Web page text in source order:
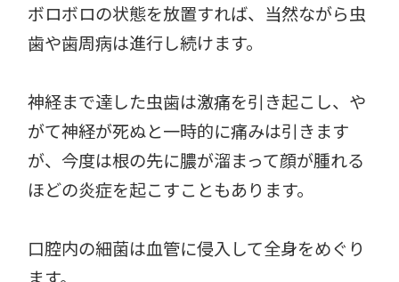
ボロボロの状態を放置すれば、当然ながら虫
歯や歯周病は進行し続けます。
神経まで達した虫歯は激痛を引き起こし、や
がて神経が死ぬと一時的に痛みは引きます
が、今度は根の先に膿が溜まって顔が腫れる
ほどの炎症を起こすこともあります。
口腔内の細菌は血管に侵入して全身をめぐり